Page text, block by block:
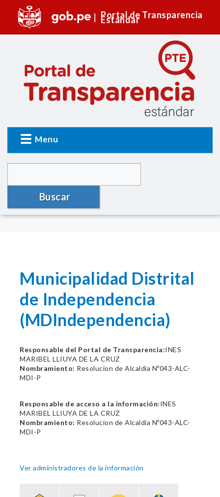
Portal de Transparencia
Estándar
Menu
Buscar
Municipalidad Distrital
de Independencia
(MDIndependencia)
Responsable del Portal de Transparencia:INES
MARIBEL LLIUYA DE LA CRUZ
Nombramiento: Resolucion de Alcaldia Nº043-ALC-
MDI-P
Responsable de acceso a la información:INES
MARIBEL LLIUYA DE LA CRUZ
Nombramiento: Resolucion de Alcaldia Nº043-ALC-
MDI-P
Ver administradores de la información